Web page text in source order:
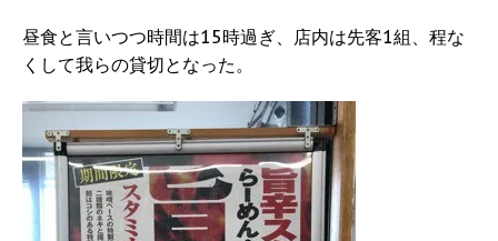
昼食と言いつつ時間は15時過ぎ、店内は先客1組、程な
くして我らの貸切となった。